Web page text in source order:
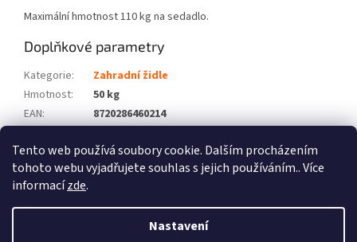
Tento web používá soubory cookie. Dalším procházením
tohoto webu vyjadřujete souhlas s jejich používáním.. Více
informacízde.
Nastavení
Maximální hmotnost 110 kg na sedadlo.
Doplňkové parametry
Kategorie:
Zahradní židle
Hmotnost:
50 kg
EAN:
8720286460214
Počet balíků: 4
Vytvořil Shoptet